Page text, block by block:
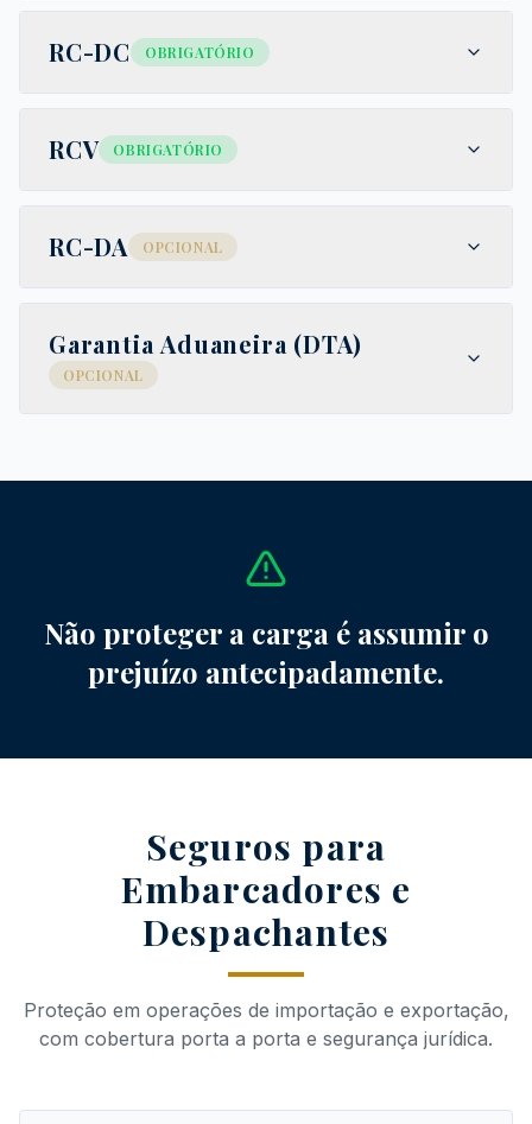
RC-DC OBRIGATÓRIO
RCV OBRIGATÓRIO
RC-DA OPCIONAL
Garantia Aduaneira (DTA)
OPCIONAL
Não proteger a carga é assumir o
prejuízo antecipadamente.
Seguros para
Embarcadores e
Despachantes
Proteção em operações de importação e exportação,
com cobertura porta a porta e segurança jurídica.